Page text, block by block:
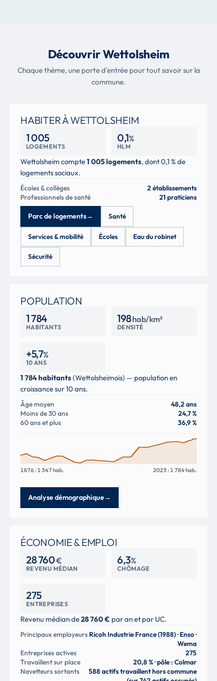
Découvrir Wettolsheim
Chaque thème, une porte d'entrée pour tout savoir sur la
commune.
HABITER À WETTOLSHEIM
1 005
LOGEMENTS
0,1%
HLM
Wettolsheim compte1 005 logements, dont 0,1 % de
logements sociaux.
Écoles & collèges
2 établissements
Professionnels de santé
21 praticiens
Parc de logements→ Santé
Services & mobilité Écoles Eau du robinet
Sécurité
POPULATION
1 784
HABITANTS
198hab/km²
DENSITÉ
+5,7%
10 ANS
1 784 habitants(Wettolsheimois) — population en
croissance sur 10 ans.
Âge moyen
48,2 ans
Moins de 30 ans
24,7 %
60 ans et plus
36,9 %
1876 : 1 347 hab. 2023 : 1 784 hab.
Analyse démographique→
ÉCONOMIE & EMPLOI
28 760€
REVENU MÉDIAN
6,3%
CHÔMAGE
275
ENTREPRISES
Revenu médian de28 760 € par an et par UC.
Principaux employeurs Ricoh Industrie France (1988) · Enso ·
Wema
Entreprises actives
275
Travaillent sur place
20,8 % · pôle : Colmar
Navetteurs sortants
588 actifs travaillent hors commune